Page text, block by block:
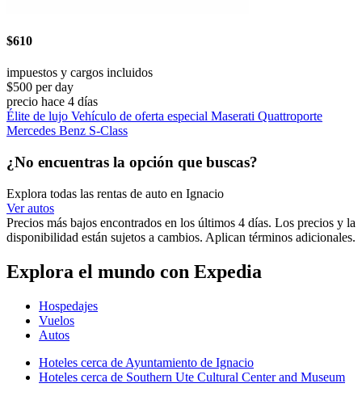
$610
impuestos y cargos incluidos
$500 per day
precio hace 4 días
Élite de lujo Vehículo de oferta especial Maserati Quattroporte
Mercedes Benz S-Class
¿No encuentras la opción que buscas?
Explora todas las rentas de auto en Ignacio
Ver autos
Precios más bajos encontrados en los últimos 4 días. Los precios y la
disponibilidad están sujetos a cambios. Aplican términos adicionales.
Explora el mundo con Expedia
Hospedajes
Vuelos
Autos
Hoteles cerca de Ayuntamiento de Ignacio
Hoteles cerca de Southern Ute Cultural Center and Museum